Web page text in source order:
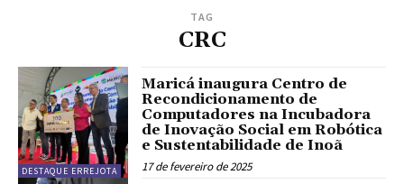
TAG
CRC
DESTAQUE ERREJOTA
Maricá inaugura Centro de
Recondicionamento de
Computadores na Incubadora
de Inovação Social em Robótica
e Sustentabilidade de Inoã
17 de fevereiro de 2025